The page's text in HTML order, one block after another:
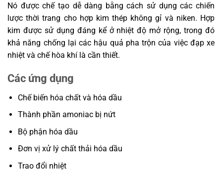
Nó được chế tạo dễ dàng bằng cách sử dụng các chiến
lược thời trang cho hợp kim thép không gỉ và niken. Hợp
kim được sử dụng đáng kể ở nhiệt độ mở rộng, trong đó
khả năng chống lại các hậu quả pha trộn của việc đạp xe
nhiệt và chế hòa khí là cần thiết.
Các ứng dụng
Chế biến hóa chất và hóa dầu
Thành phần amoniac bị nứt
Bộ phận hóa dầu
Đơn vị xử lý chất thải hóa dầu
Trao đổi nhiệt